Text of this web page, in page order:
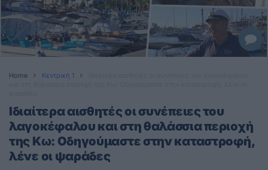
Home Κεντρική 1
Ιδιαίτερα αισθητές οι συνέπειες του
λαγοκέφαλου και στη θαλάσσια περιοχή
της Κω: Οδηγούμαστε στην καταστροφή,
λένε οι ψαράδες